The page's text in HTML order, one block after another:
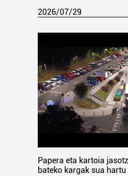
2026/07/29
Papera eta kartoia
bateko kargak sua hartu